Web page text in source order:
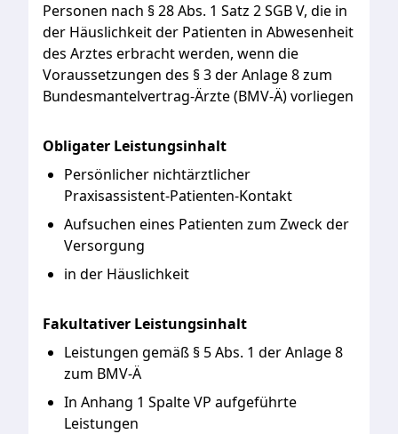
Personen nach § 28Abs. 1 Satz 2SGBV, die in
der Häuslichkeitder Patienten in Abwesenheit
des Arztes erbrachtwerden, wenn die
Voraussetzungen des § 3derAnlage8zum
Bundesmantelvertrag-Ärzte(BMV-Ä)vorliegen
Obligater Leistungsinhalt
Persönlicher nichtärztlicher
Praxisassistent-Patienten-Kontakt
Aufsuchen eines Patienten zum Zweck der
Versorgung
in der Häuslichkeit
Fakultativer Leistungsinhalt
Leistungen gemäß § 5 Abs. 1 der Anlage 8
zum BMV-Ä
In Anhang 1 Spalte VP aufgeführte
Leistungen